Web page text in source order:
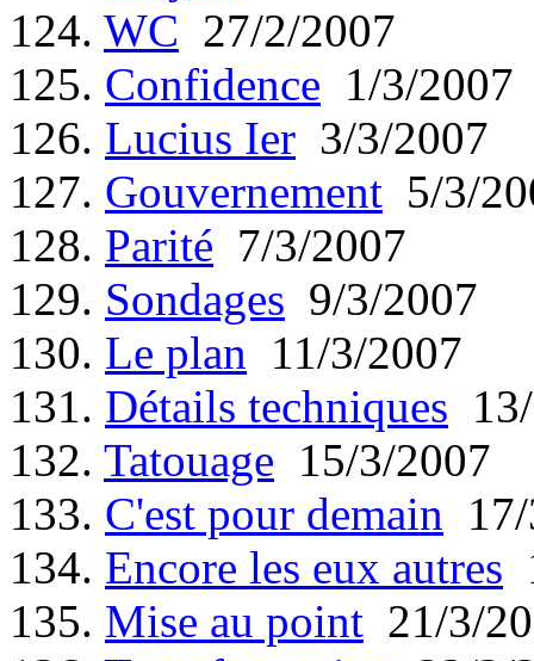
124. WC 27/2/2007
125. Confidence 1/3/2007
126. Lucius Ier 3/3/2007
127. Gouvernement 5/3/
128. Parité 7/3/2007
129. Sondages 9/3/2007
130. Le plan 11/3/2007
131. Détails techniques
132. Tatouage 15/3/2007
133. C'est pour demain
134. Encore les eux autres
135. Mise au point 21/3/